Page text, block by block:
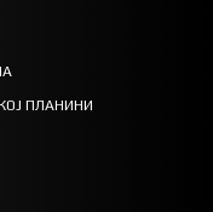
ПЛАНИНИ